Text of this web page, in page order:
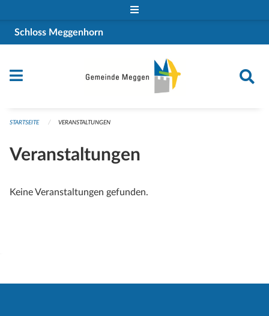
Schloss Meggenhorn
STARTSEITE VERANSTALTUNGEN
Veranstaltungen
Keine Veranstaltungen gefunden.